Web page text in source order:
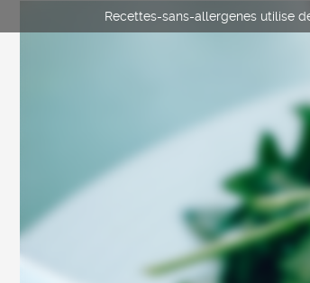
Recettes-sans-allergenes utilise